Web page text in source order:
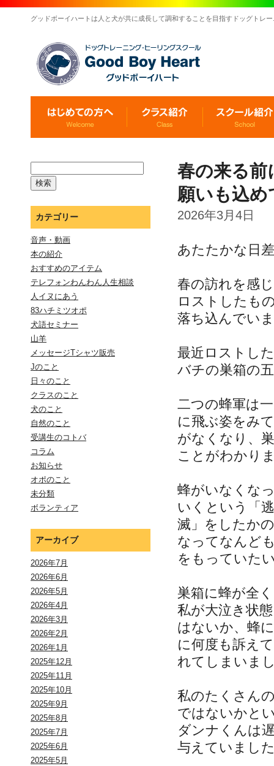
グッドボーイハートは人と犬が共に成長して調和することを目指すドッグトレ
カテゴリー
音声・動画
本の紹介
おすすめのアイテム
テレフォンわんわん人生相談
人イヌにあう
83ハチミツオポ
犬語セミナー
山羊
メッセージTシャツ販売
Jのこと
日々のこと
クラスのこと
犬のこと
自然のこと
受講生のコトバ
コラム
お知らせ
オポのこと
未分類
ボランティア
アーカイブ
2026年7月
2026年6月
2026年5月
2026年4月
2026年3月
2026年2月
2026年1月
2025年12月
2025年11月
2025年10月
2025年9月
2025年8月
2025年7月
2025年6月
2025年5月
春の来る
願いも込め
2026年3月4日
あたたかな日
春の訪れを感
ロストしたも
落ち込んでい
最近ロストし
バチの巣箱の
二つの蜂軍は
に飛ぶ姿をみ
がなくなり、
ことがわかり
蜂がいなくな
いくという「
滅」をしたか
なってなんど
をもっていた
巣箱に蜂が全
私が大泣き状
はないか、蜂
に何度も訴え
れてしまいま
私のたくさん
ではないかと
ダンナくんは
与えていまし